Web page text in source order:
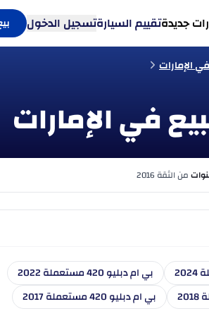
جديدةتقييم السيارةتسجيل الدخول
من الثقة 2016
بي ام دبليو 420 مستعملة 2022
بي ام دبليو 420 مستعملة 2017